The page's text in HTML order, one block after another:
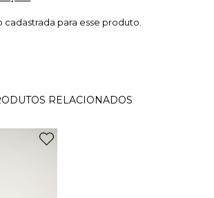
cadastrada para esse produto.
RELACIONADOS